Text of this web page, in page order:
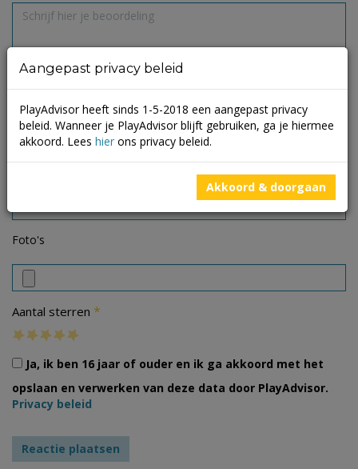
Foto's
Aantal sterren *
Ja, ik ben 16 jaar of ouder en ik ga akkoord met het
opslaan en verwerken van deze data door PlayAdvisor.
Privacy beleid
Aangepast privacy beleid
PlayAdvisor heeft sinds 1-5-2018 een aangepast privacy
beleid. Wanneer je PlayAdvisor blijft gebruiken, ga je hiermee
akkoord. Lees hier ons privacy beleid.
Akkoord & doorgaan